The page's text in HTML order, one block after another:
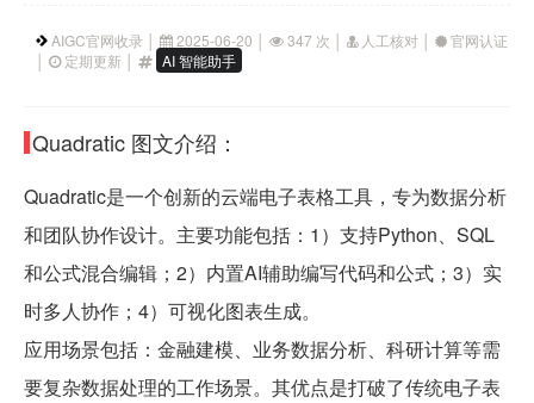
AIGC官网收录 │ 2025-06-20 │ 347 次 │ 人工核对 │
官网认证
│
定期更新 │ AI 智能助手
Quadratic 图文介绍：
Quadratic是一个创新的云端电子表格工具，专为数据分析
和团队协作设计。主要功能包括：1）支持Python、SQL
和公式混合编辑；2）内置AI辅助编写代码和公式；3）实
时多人协作；4）可视化图表生成。
应用场景包括：金融建模、业务数据分析、科研计算等需
要复杂数据处理的工作场景。其优点是打破了传统电子表